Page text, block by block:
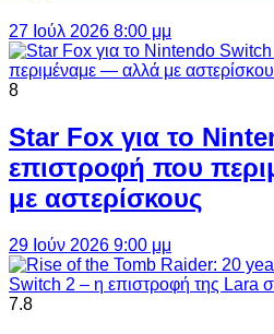
27 Ιούλ 2026 8:00 μμ
8
Star Fox για το
επιστροφή που
με αστερίσκους
29 Ιούν 2026 9:00 μμ
7.8